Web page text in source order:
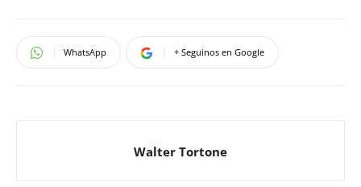
WhatsApp + Seguinos en Google
Walter Tortone